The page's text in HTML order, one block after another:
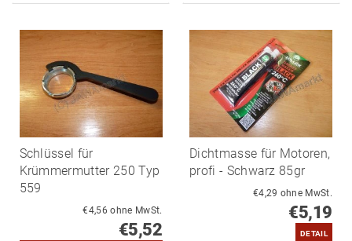
Schlüssel für
Krümmermutter 250 Typ
559
€4,56 ohne MwSt.
€5,52
Dichtmasse für Motoren,
profi - Schwarz 85gr
€4,29 ohne MwSt.
€5,19
DETAIL